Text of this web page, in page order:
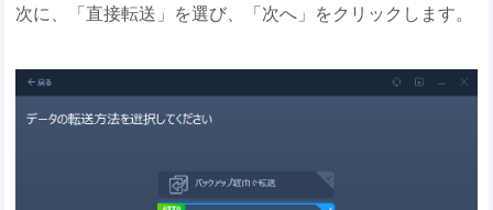
次に、「直接転送」を選び、「次へ」をクリックします。